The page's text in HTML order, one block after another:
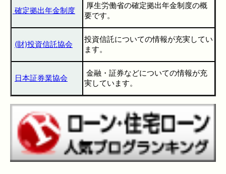
確定拠出年金制度
厚生労働省の確定拠出年金制度の概
要です。
(財)投資信託協会
投資信託についての情報が充実してい
ます。
日本証券業協会
金融・証券などについての情報が充
実しています。